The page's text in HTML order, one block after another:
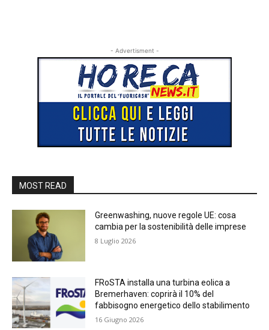
- Advertisment -
MOST READ
Greenwashing, nuove regole UE: cosa
cambia per la sostenibilità delle imprese
8 Luglio 2026
FRoSTA installa una turbina eolica a
Bremerhaven: coprirà il 10% del
fabbisogno energetico dello stabilimento
16 Giugno 2026